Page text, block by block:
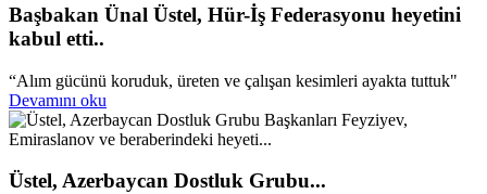
Başbakan Ünal Üstel, Hür-İş Federasyonu heyetini
kabul etti..
“Alım gücünü koruduk, üreten ve çalışan kesimleri ayakta tuttuk"
Devamını oku
Üstel, Azerbaycan Dostluk Grubu...